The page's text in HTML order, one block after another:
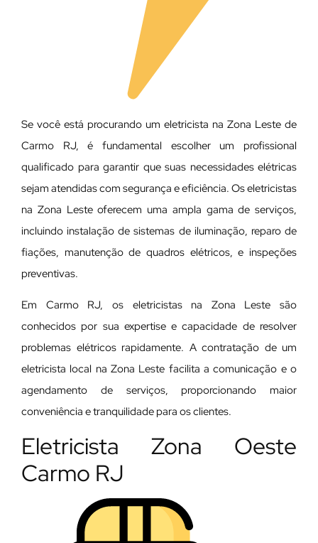
Se você está procurando um eletricista na Zona Leste de
Carmo RJ, é fundamental escolher um profissional
qualificado para garantir que suas necessidades elétricas
sejam atendidas com segurança e eficiência. Os eletricistas
na Zona Leste oferecem uma ampla gama de serviços,
incluindo instalação de sistemas de iluminação, reparo de
fiações, manutenção de quadros elétricos, e inspeções
preventivas.
Em Carmo RJ, os eletricistas na Zona Leste são
conhecidos por sua expertise e capacidade de resolver
problemas elétricos rapidamente. A contratação de um
eletricista local na Zona Leste facilita a comunicação e o
agendamento de serviços, proporcionando maior
conveniência e tranquilidade para os clientes.
Eletricista Zona Oeste
Carmo RJ